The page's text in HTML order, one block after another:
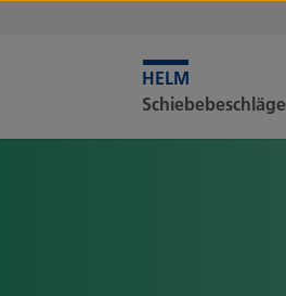
Schiebebeschläge